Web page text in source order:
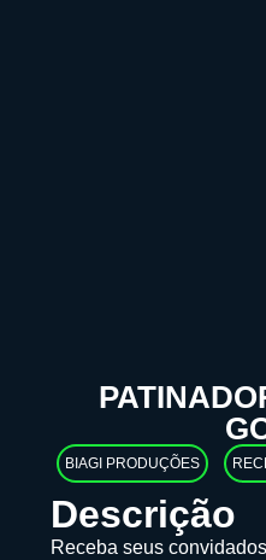
BIAGI PRODUÇÕES
Descrição
Receba seus